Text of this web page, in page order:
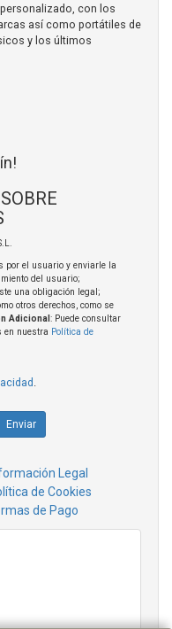
con los
así como portátiles de
y los últimos
por el usuario y enviarle la
del usuario;
una obligación legal;
otros derechos, como se
Adicional : Puede consultar
en nuestra Política de
Enviar
Legal
de Cookies
de Pago